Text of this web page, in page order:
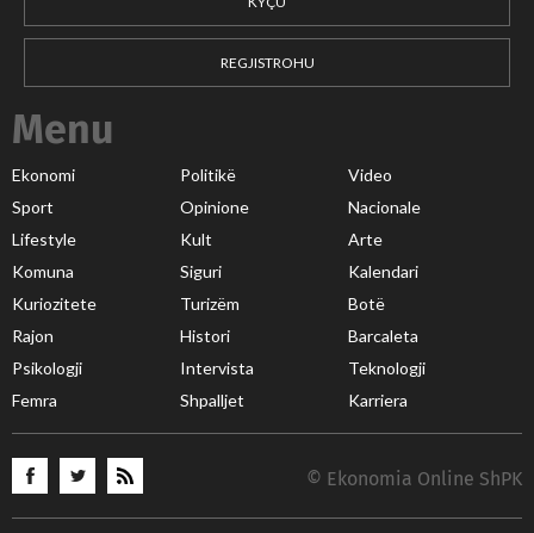
REGJISTROHU
Menu
Ekonomi Politikë
Video
Sport
Opinione
Nacionale
Lifestyle
Kult
Arte
Komuna
Siguri
Kalendari
Kuriozitete
Turizëm
Botë
Rajon
Histori
Barcaleta
Psikologji
Intervista
Teknologji
Femra
Shpalljet Karriera
© Ekonomia Online ShPK